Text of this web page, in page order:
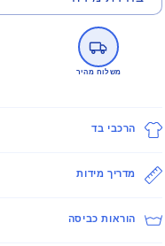
משלוח מהיר
הרכבי בד
מדריך מידות
הוראות כביסה